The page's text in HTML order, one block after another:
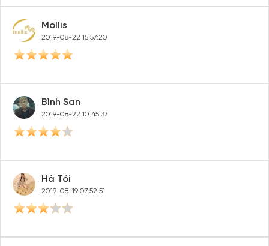
Mollis
2019-08-22 15:57:20
Bình San
2019-08-22 10:45:37
Hà Tỏi
2019-08-19 07:52:51